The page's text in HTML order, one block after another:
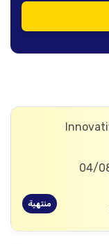
منتهية